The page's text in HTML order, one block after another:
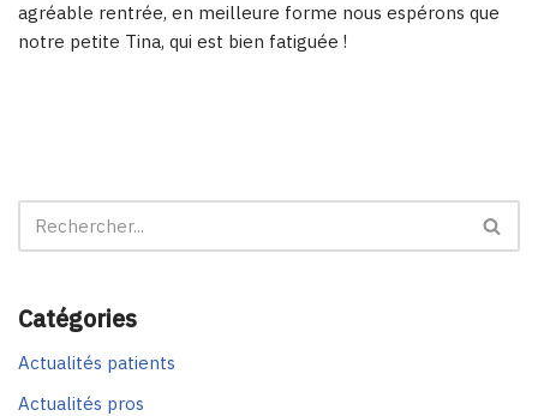
agréable rentrée, en meilleure forme nous espérons que
notre petite Tina, qui est bien fatiguée !
Catégories
Actualités patients
Actualités pros